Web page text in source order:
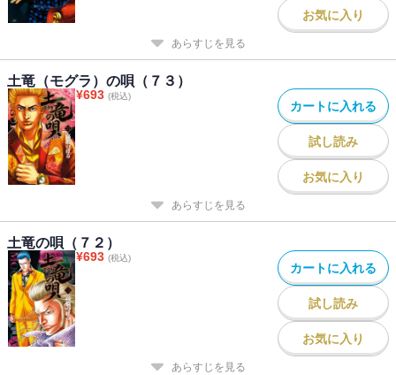
お気に入り
あらすじを見る
土竜（モグラ）の唄（７３）
¥693 (税込)
カートに入れる
試し読み
お気に入り
あらすじを見る
土竜の唄（７２）
¥693 (税込)
カートに入れる
試し読み
お気に入り
あらすじを見る